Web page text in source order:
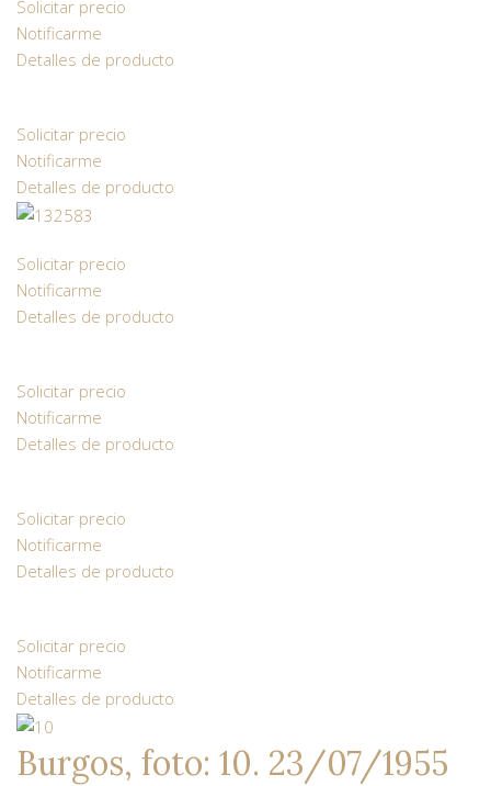
Solicitar precio
Notificarme
Detalles de producto
Solicitar precio
Notificarme
Detalles de producto
Solicitar precio
Notificarme
Detalles de producto
Solicitar precio
Notificarme
Detalles de producto
Solicitar precio
Notificarme
Detalles de producto
Solicitar precio
Notificarme
Detalles de producto
Burgos, foto: 10. 23/07/1955